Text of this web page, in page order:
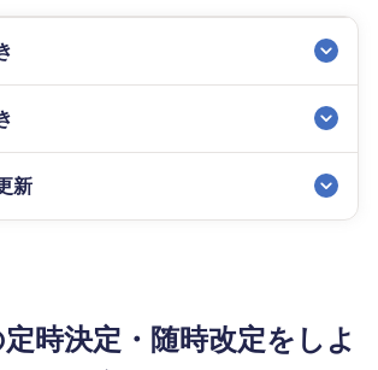
新
時決定・随時改定をしよ